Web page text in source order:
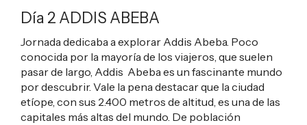
Día 2 ADDIS ABEBA
Jornada dedicaba a explorar Addis Abeba. Poco
conocida por la mayoría de los viajeros, que suelen
pasar de largo, Addis Abeba es un fascinante mundo
por descubrir. Vale la pena destacar que la ciudad
etíope, con sus 2.400 metros de altitud, es una de las
capitales más altas del mundo. De población